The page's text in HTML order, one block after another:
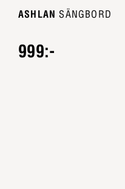
ASHLAN SÄNGBORD
999:-